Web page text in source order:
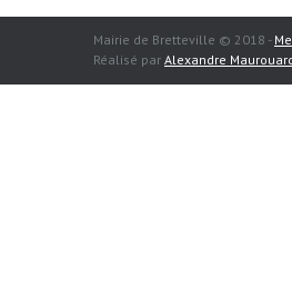
Mairie de Bretteville © 2018 -
Réalisé par Alexandre